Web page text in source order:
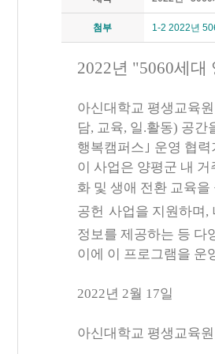
첨부 1-2 2022년
2022년 "5060세대
아신대학교 평생교육
담, 교육, 일 .활동) 공간
행복캠퍼스 ｣ 운영 협력
이 사업은 양평군 내
화 및 생애 전환 교육을
공헌 사업을 지원하며 ,
정보를 제공하는 등 다
이에 이 프로그램을 운
2022년 2월 17일
아신대학교 평생교육